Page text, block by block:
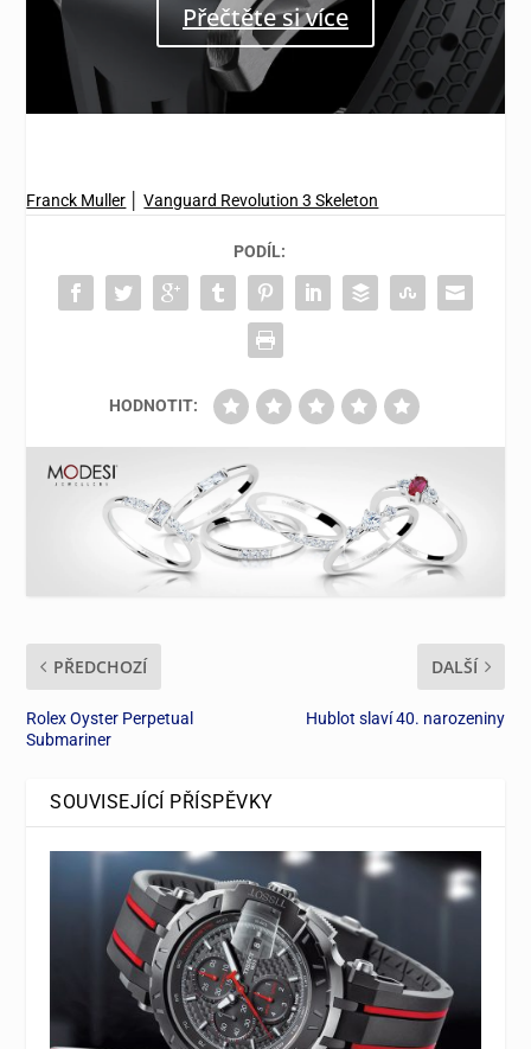
Přečtěte si více
Franck Muller │Vanguard Revolution 3 Skeleton
PODÍL:
HODNOTIT:
PŘEDCHOZÍ
Rolex Oyster Perpetual
Submariner
DALŠÍ
Hublot slaví 40. narozeniny
SOUVISEJÍCÍ PŘÍSPĚVKY